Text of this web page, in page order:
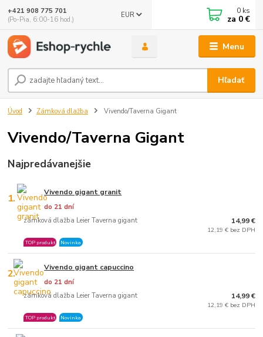
Menu
EUR
Hľadať
+421 908 775 701
(Po-Pia, 6:00-16 hod.)
0 ks
za 0 €
Úvod Zámková dlažba Vivendo/Taverna Gigant
Vivendo/Taverna Gigant
Najpredávanejšie
1. Vivendo gigant granit
zámková dlažba Leier Taverna gigant
do 21 dní
TOP produkt Novinka
14,99 €
12,19 € bez DPH
2. Vivendo gigant capuccino
zámková dlažba Leier Taverna gigant
do 21 dní
TOP produkt Novinka
14,99 €
12,19 € bez DPH